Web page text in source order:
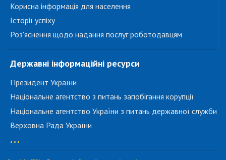
Корисна інформація для населення
Історії успіху
Роз'яснення щодо надання послуг роботодавцям
Державні інформаційні ресурси
Президент України
Національне агентство з питань запобігання корупції
Національне агентство України з питань державної служби
Верховна Рада України
...